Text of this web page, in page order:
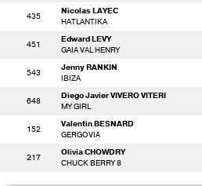
435
Nicolas LAYEC
HATLANTIKA
451
Edward LEVY
GAIA VAL HENRY
543
Jenny RANKIN
IBIZA
648
Diego Javier VIVERO VITERI
MY GIRL
152
Valentin BESNARD
GERGOVIA
217
Olivia CHOWDRY
CHUCK BERRY 8